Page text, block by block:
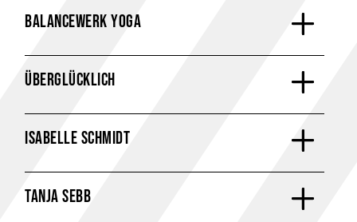
BALANCEWERK YOGA
ÜBERGLÜCKLICH
ISABELLE SCHMIDT
TANJA SEBB